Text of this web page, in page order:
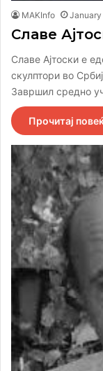
MAKInfo
Славе
Славе Ајтоски е
скулптори во
Завршил средно
Прочитај